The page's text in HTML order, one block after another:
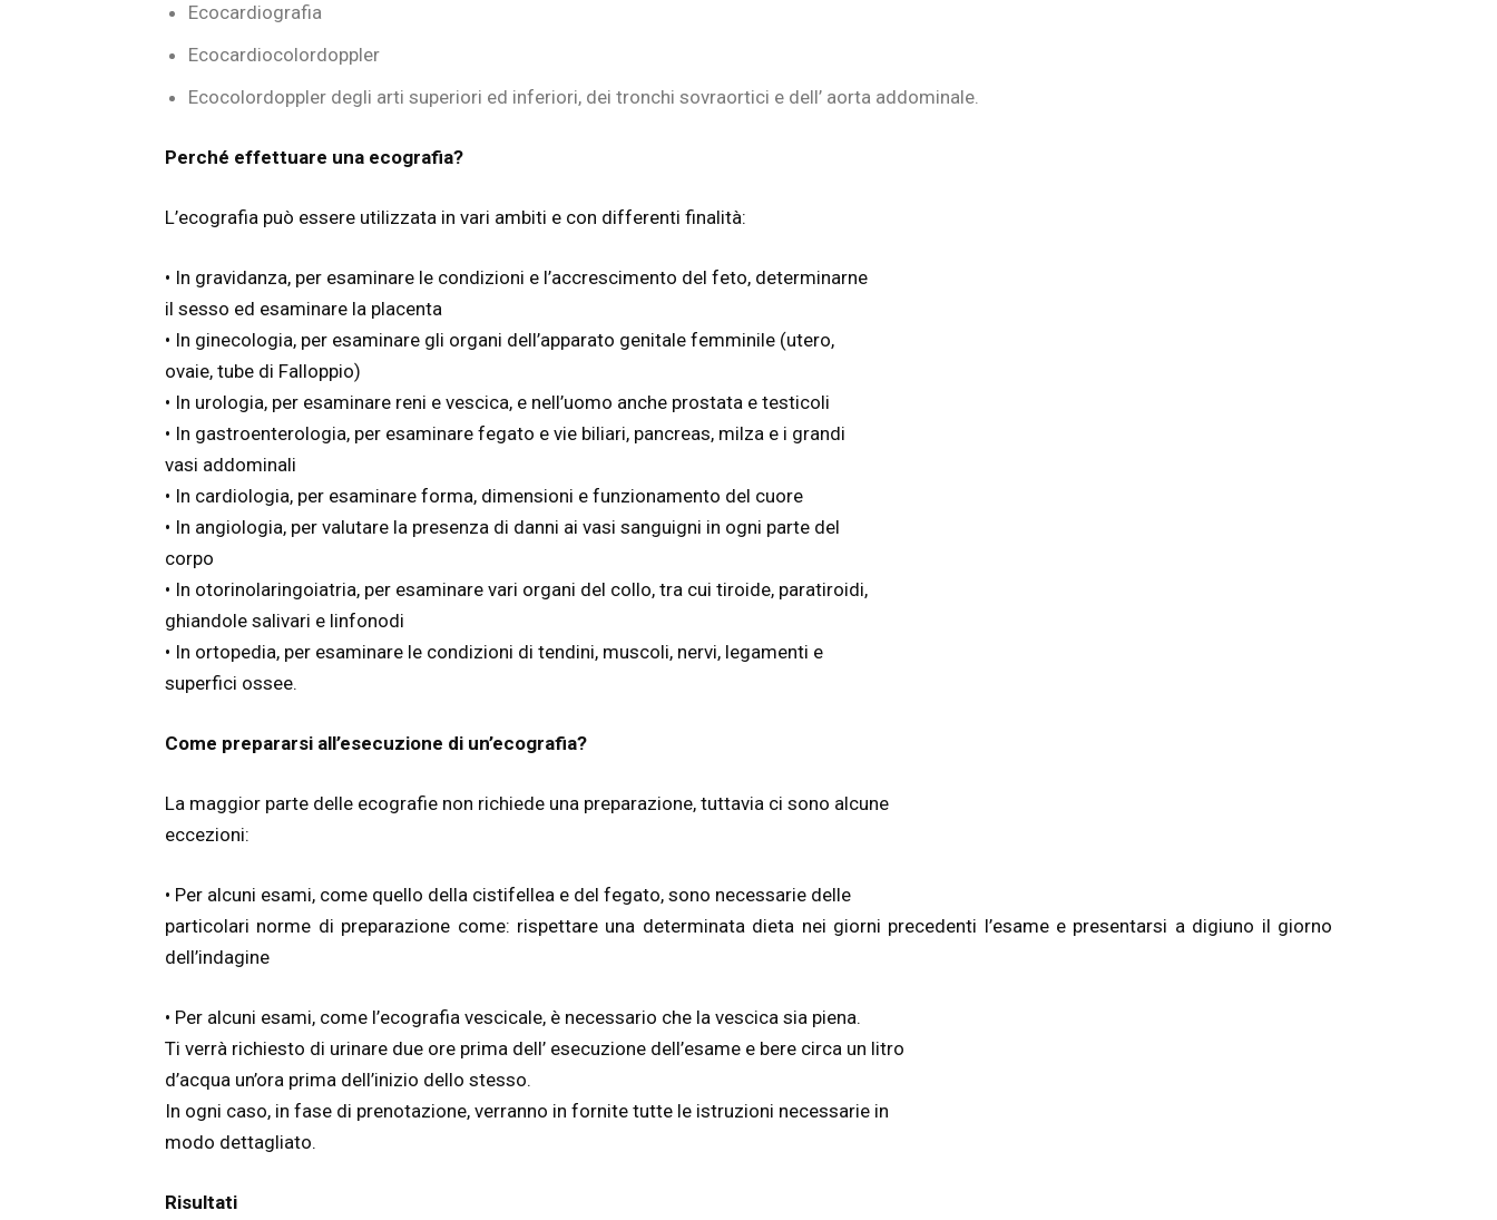
Ecocardiografia
Ecocardiocolordoppler
Ecocolordoppler degli arti superiori ed inferiori, dei tronchi sovraortici e dell’ aorta addominale.
Perché effettuare una ecografia?
L’ecografia può essere utilizzata in vari ambiti e con differenti finalità:
• In gravidanza, per esaminare le condizioni e l’accrescimento del feto, determinarne
il sesso ed esaminare la placenta
• In ginecologia, per esaminare gli organi dell’apparato genitale femminile (utero,
ovaie, tube di Falloppio)
• In urologia, per esaminare reni e vescica, e nell’uomo anche prostata e testicoli
• In gastroenterologia, per esaminare fegato e vie biliari, pancreas, milza e i grandi
vasi addominali
• In cardiologia, per esaminare forma, dimensioni e funzionamento del cuore
• In angiologia, per valutare la presenza di danni ai vasi sanguigni in ogni parte del
corpo
• In otorinolaringoiatria, per esaminare vari organi del collo, tra cui tiroide, paratiroidi,
ghiandole salivari e linfonodi
• In ortopedia, per esaminare le condizioni di tendini, muscoli, nervi, legamenti e
superfici ossee.
Come prepararsi all’esecuzione di un’ecografia?
La maggior parte delle ecografie non richiede una preparazione, tuttavia ci sono alcune
eccezioni:
• Per alcuni esami, come quello della cistifellea e del fegato, sono necessarie delle
particolari norme di preparazione come: rispettare una determinata dieta nei giorni precedenti l’esame e presentarsi a digiuno il giorno
dell’indagine
• Per alcuni esami, come l’ecografia vescicale, è necessario che la vescica sia piena.
Ti verrà richiesto di urinare due ore prima dell’ esecuzione dell’esame e bere circa un litro
d’acqua un’ora prima dell’inizio dello stesso.
In ogni caso, in fase di prenotazione, verranno in fornite tutte le istruzioni necessarie in
modo dettagliato.
Risultati